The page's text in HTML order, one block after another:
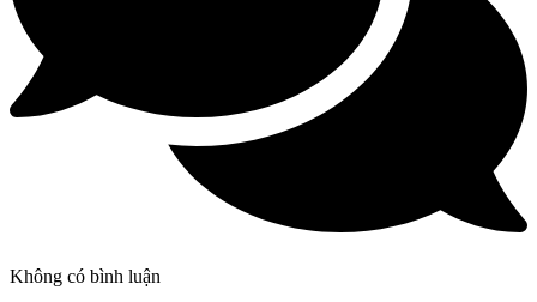
Không có bình luận